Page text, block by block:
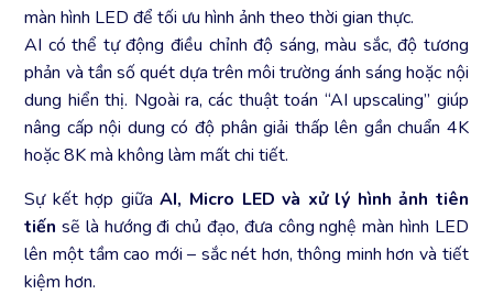
màn hình LED để tối ưu hình ảnh theo thời gian thực.
AI có thể tự động điều chỉnh độ sáng, màu sắc, độ tương
phản và tần số quét dựa trên môi trường ánh sáng hoặc nội
dung hiển thị. Ngoài ra, các thuật toán “AI upscaling” giúp
nâng cấp nội dung có độ phân giải thấp lên gần chuẩn 4K
hoặc 8K mà không làm mất chi tiết.
Sự kết hợp giữaAI, Micro LED và xử lý hình ảnh tiên
tiến sẽ là hướng đi chủ đạo, đưa công nghệ màn hình LED
lên một tầm cao mới – sắc nét hơn, thông minh hơn và tiết
kiệm hơn.